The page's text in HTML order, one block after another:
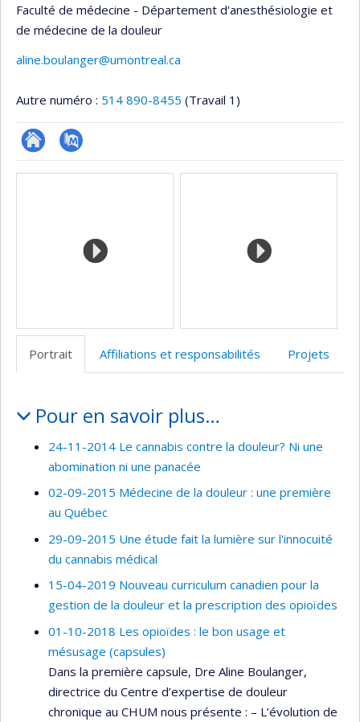
Faculté de médecine - Département d'anesthésiologie et
de médecine de la douleur
aline.boulanger@umontreal.ca
Autre numéro : 514 890-8455 (Travail 1)
Site
PubMed
Médias
Portrait Affiliations et responsabilités Projets
Pour en savoir plus…
24-11-2014 Le cannabis contre la douleur? Ni une
abomination ni une panacée
02-09-2015 Médecine de la douleur : une première
au Québec
29-09-2015 Une étude fait la lumière sur l'innocuité
du cannabis médical
15-04-2019 Nouveau curriculum canadien pour la
gestion de la douleur et la prescription des opioïdes
01-10-2018 Les opioïdes : le bon usage et
mésusage (capsules)
Dans la première capsule, Dre Aline Boulanger,
directrice du Centre d’expertise de douleur
chronique au CHUM nous présente : – L’évolution de